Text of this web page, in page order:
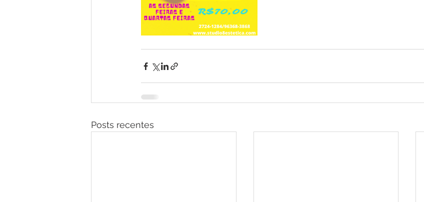
Posts recentes